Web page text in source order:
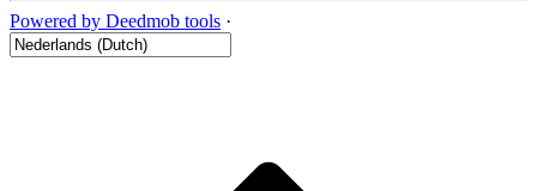
Powered by Deedmob tools ·